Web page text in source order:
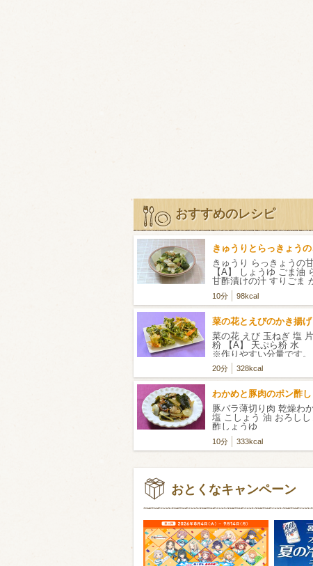
おすすめのレシピ
きゅうりとらっきょう
きゅうり らっきょうの
【A】 しょうゆ ごま油
甘酢漬けの汁 すりごま
ック
10分 98kcal
菜の花とえびのかき揚げ
菜の花 えび 玉ねぎ 塩
粉 【A】 天ぷら粉
※作りやすい分量です。
20分 328kcal
わかめと豚肉のポン酢
豚バラ薄切り肉 乾燥わ
塩 こしょう 油 おろしし
酢しょうゆ
10分 333kcal
おとくなキャンペーン